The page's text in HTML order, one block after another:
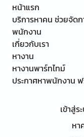
หน้าแรก
บริการหาคน ช่วยจัดก
พนักงาน
เกี่ยวกับเรา
หางาน
หางานพาร์ทไทม์
ประกาศหาพนักงาน
เข้าสู่
หา